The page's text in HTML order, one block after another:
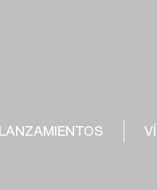
LANZAMIENTOS